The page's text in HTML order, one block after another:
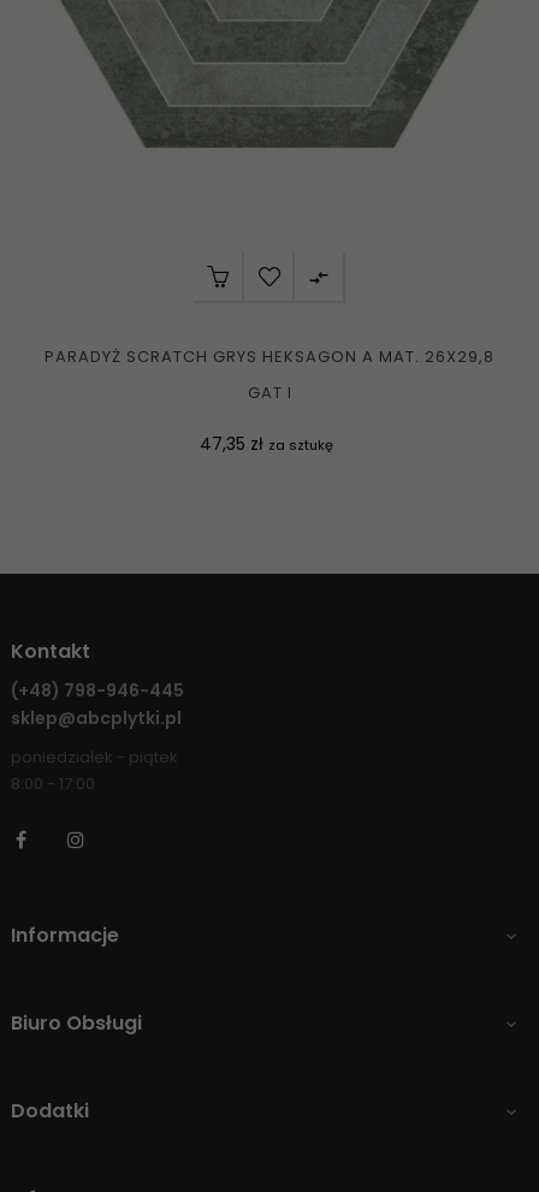

PARADYŻ SCRATCH GRYS HEKSAGON A MAT. 26X29,8
GAT I
Cena
47,35 zł za sztukę
Kontakt
(+48) 798-946-445
sklep@abcplytki.pl
poniedziałek - piątek
8:00 - 17:00
Facebook
Informacje 
Biuro Obsługi 
Dodatki 